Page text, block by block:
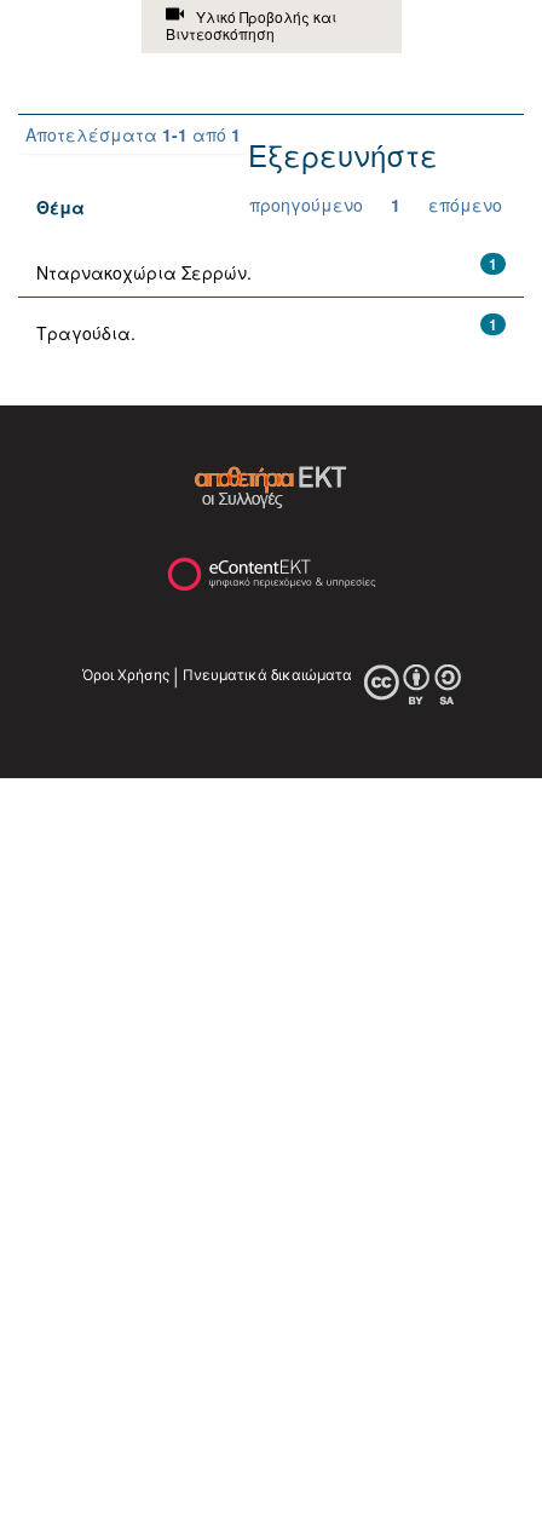
Υλικό Προβολής και
Βιντεοσκόπηση
Αποτελέσματα 1-1 από 1
προηγούμενο 1 επόμενο
Εξερευνήστε
Θέμα
1
Νταρνακοχώρια Σερρών.
1
Τραγούδια.